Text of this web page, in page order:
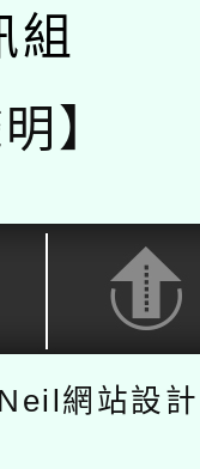
組
】
網站設